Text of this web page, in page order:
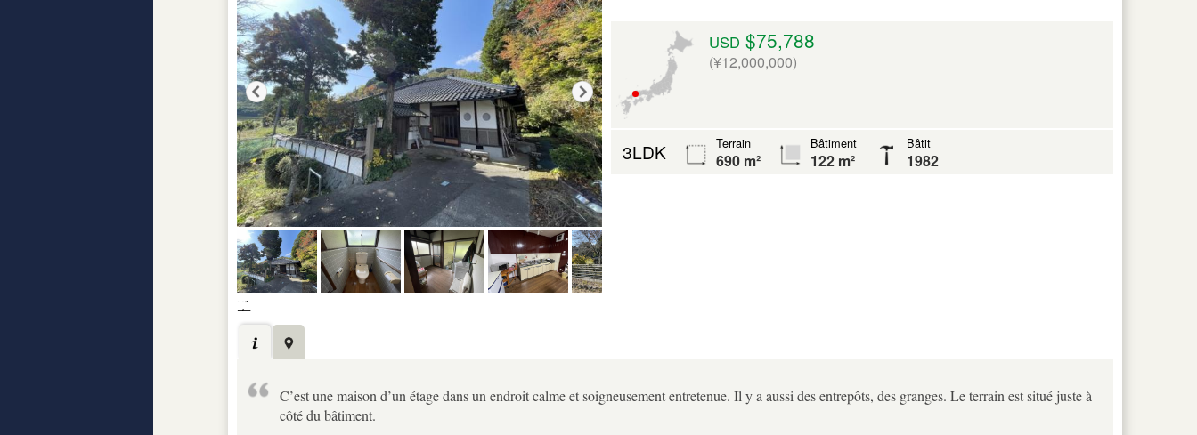
USD $75,788
(¥12,000,000)
3LDK Terrain
690 m²
Bâtiment
122 m²
Bâtit
1982
C’est une maison d’un étage dans un endroit calme et soigneusement entretenue. Il y a aussi des entrepôts, des granges. Le terrain est situé juste à
côté du bâtiment.